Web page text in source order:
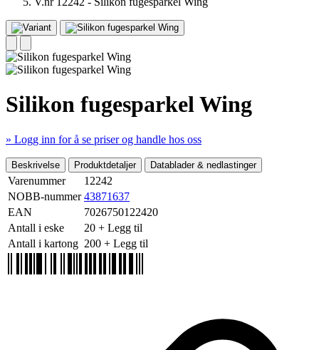
Silikon fugesparkel Wing
» Logg inn for å se priser og handle hos oss
Mer produktdetaljer
Beskrivelse Produktdetaljer Datablader & nedlastinger
Varenummer
12242
NOBB-nummer 43871637
EAN
7026750122420
Antall i eske
20 + Legg til
Antall i kartong 200 + Legg til